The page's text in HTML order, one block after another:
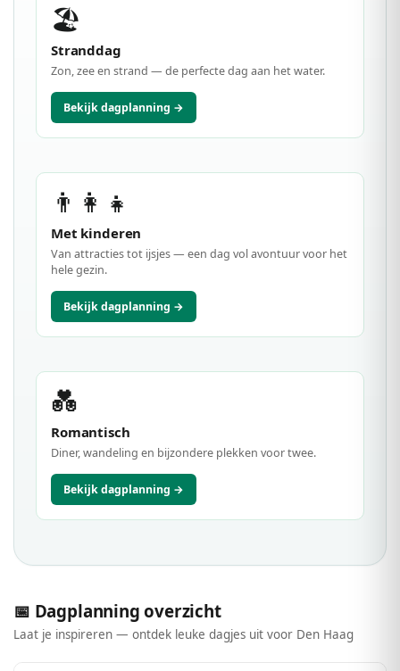
🏖️
Stranddag
Zon, zee en strand — de perfecte dag aan het water.
Bekijk dagplanning →
👨‍👩‍👧
Met kinderen
Van attracties tot ijsjes — een dag vol avontuur voor het
hele gezin.
Bekijk dagplanning →
💑
Romantisch
Diner, wandeling en bijzondere plekken voor twee.
Bekijk dagplanning →
📅 Dagplanning overzicht
Laat je inspireren — ontdek leuke dagjes uit voor Den Haag